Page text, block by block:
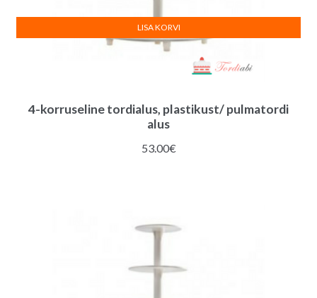
4-korruseline tordialus, plastikust/ pulmatordi
alus
53.00€
LISA KORVI